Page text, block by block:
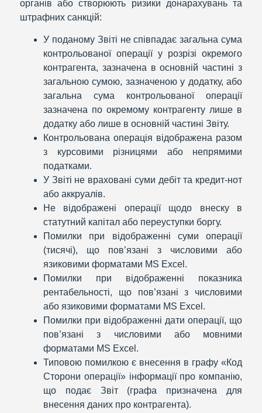
органів або створюють ризики донарахувань та
штрафних санкцій:
У поданому Звіті не співпадає загальна сума
контрольованої операції у розрізі окремого
контрагента, зазначена в основній частині з
загальною сумою, зазначеною у додатку, або
загальна сума контрольованої операції
зазначена по окремому контрагенту лише в
додатку або лише в основній частині Звіту.
Контрольована операція відображена разом
з курсовими різницями або непрямими
податками.
У Звіті не враховані суми дебіт та кредит-нот
або аккруалів.
Не відображені операції щодо внеску в
статутний капітал або переуступки боргу.
Помилки при відображенні суми операції
(тисячі), що пов’язані з числовими або
язиковими форматами MS Excel.
Помилки при відображенні показника
рентабельності, що пов’язані з числовими
або язиковими форматами MS Excel.
Помилки при відображенні дати операції, що
пов’язані з числовими або мовними
форматами MS Excel.
Типовою помилкою є внесення в графу «Код
Сторони операції» інформації про компанію,
що подає Звіт (графа призначена для
внесення даних про контрагента).